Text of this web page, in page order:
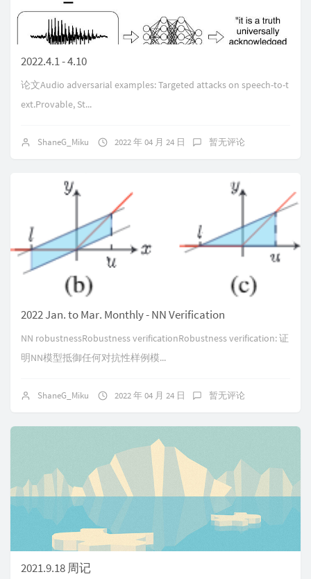
2022.4.1 - 4.10
论文Audio adversarial examples: Targeted attacks on speech-to-t
ext.Provable, St...
ShaneG_Miku 2022 年 04 月 24 日 暂无评论
2022 Jan. to Mar. Monthly - NN Verification
NN robustnessRobustness verificationRobustness verification: 证
明NN模型抵御任何对抗性样例模...
ShaneG_Miku 2022 年 04 月 24 日 暂无评论
2021.9.18 周记